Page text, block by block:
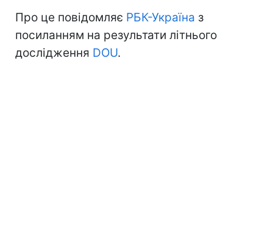
Про це повідомляє РБК-Україна з
посиланням на результати літнього
дослідження DOU.